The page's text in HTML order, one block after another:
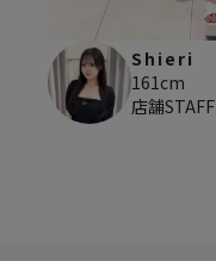
Shieri
161cm
店舗STAFF